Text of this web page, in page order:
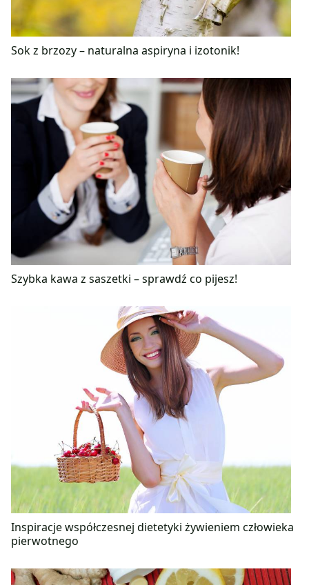
Sok z brzozy – naturalna aspiryna i izotonik!
Szybka kawa z saszetki – sprawdź co pijesz!
Inspiracje współczesnej dietetyki żywieniem człowieka
pierwotnego